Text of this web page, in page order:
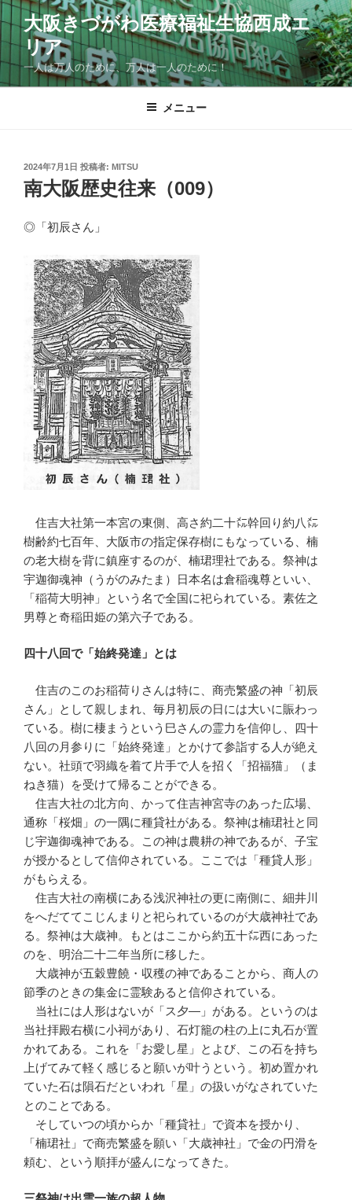
コ
ン
テ
ン
ツ
大阪きづがわ医療福祉生協西成エ
リア
一人は万人のために、万人は一人のために！
メニュー
投
稿
日:
2024年7月1日 投稿者: MITSU
南大阪歴史往来（009）
◎「初辰さん」
住吉大社第一本宮の東側、高さ約二十㍍幹回り約八㍍
樹齢約七百年、大阪市の指定保存樹にもなっている、楠
の老大樹を背に鎮座するのが、楠珺理社である。祭神は
宇迦御魂神（うがのみたま）日本名は倉稲魂尊といい、
「稲荷大明神」という名で全国に祀られている。素佐之
男尊と奇稲田姫の第六子である。
四十八回で「始終発達」とは
住吉のこのお稲荷りさんは特に、商売繁盛の神「初辰
さん」として親しまれ、毎月初辰の日には大いに賑わっ
ている。樹に棲まうという巳さんの霊力を信仰し、四十
八回の月参りに「始終発達」とかけて参詣する人が絶え
ない。社頭で羽織を着て片手で人を招く「招福猫」（ま
ねき猫）を受けて帰ることができる。
住吉大社の北方向、かって住吉神宮寺のあった広場、
通称「桜畑」の一隅に種貸社がある。祭神は楠珺社と同
じ宇迦御魂神である。この神は農耕の神であるが、子宝
が授かるとして信仰されている。ここでは「種貸人形」
がもらえる。
住吉大社の南横にある浅沢神社の更に南側に、細井川
をへだててこじんまりと祀られているのが大歳神社であ
る。祭神は大歳神。もとはここから約五十㍍西にあった
のを、明治二十二年当所に移した。
大歳神が五穀豊饒・収穫の神であることから、商人の
節季のときの集金に霊験あると信仰されている。
当社には人形はないが「ス夕—」がある。というのは
当社拝殿右横に小祠があり、石灯籠の柱の上に丸石が置
かれてある。これを「お愛し星」とよび、この石を持ち
上げてみて軽く感じると願いが叶うという。初め置かれ
ていた石は隕石だといわれ「星」の扱いがなされていた
とのことである。
そしていつの頃からか「種貸社」で資本を授かり、
「楠珺社」で商売繁盛を願い「大歳神社」で金の円滑を
頼む、という順拝が盛んになってきた。